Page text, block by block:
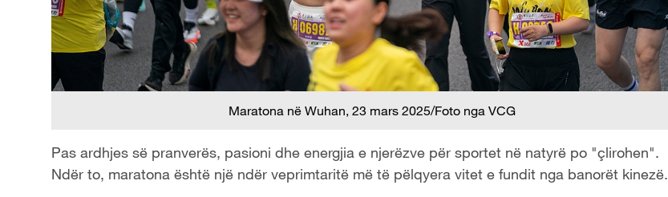
Maratona në Wuhan, 23 mars 2025/Foto nga VCG
Pas ardhjes së pranverës, pasioni dhe energjia e njerëzve për sportet në natyrë po "çlirohen".
Ndër to, maratona është një ndër veprimtaritë më të pëlqyera vitet e fundit nga banorët kinezë.